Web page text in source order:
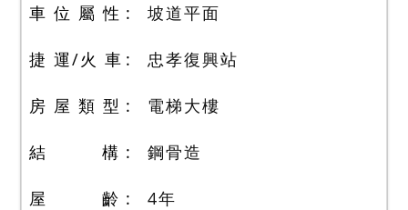
車 位 屬 性 坡道平面
捷 運/火 車 忠孝復興站
房 屋 類 型 電梯大樓
結 構 鋼骨造
屋 齡 4年